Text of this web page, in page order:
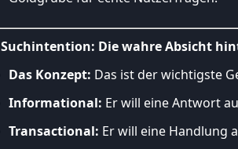
Suchintention: Die wahre Absicht
Das Konzept: Das ist der wichtigste
Informational: Er will eine Antwort
Transactional: Er will eine Handlung